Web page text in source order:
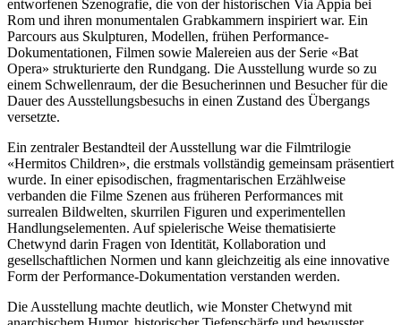
entworfenen Szenografie, die von der historischen Via Appia bei
Rom und ihren monumentalen Grabkammern inspiriert war. Ein
Parcours aus Skulpturen, Modellen, frühen Performance-
Dokumentationen, Filmen sowie Malereien aus der Serie «Bat
Opera» strukturierte den Rundgang. Die Ausstellung wurde so zu
einem Schwellenraum, der die Besucherinnen und Besucher für die
Dauer des Ausstellungsbesuchs in einen Zustand des Übergangs
versetzte.
Ein zentraler Bestandteil der Ausstellung war die Filmtrilogie
«Hermitos Children», die erstmals vollständig gemeinsam präsentiert
wurde. In einer episodischen, fragmentarischen Erzählweise
verbanden die Filme Szenen aus früheren Performances mit
surrealen Bildwelten, skurrilen Figuren und experimentellen
Handlungselementen. Auf spielerische Weise thematisierte
Chetwynd darin Fragen von Identität, Kollaboration und
gesellschaftlichen Normen und kann gleichzeitig als eine innovative
Form der Performance-Dokumentation verstanden werden.
Die Ausstellung machte deutlich, wie Monster Chetwynd mit